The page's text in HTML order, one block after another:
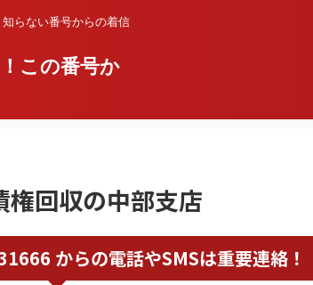
らない番号からの着信
この番号か
回収の中部支店
からの電話やSMSは重要連絡！